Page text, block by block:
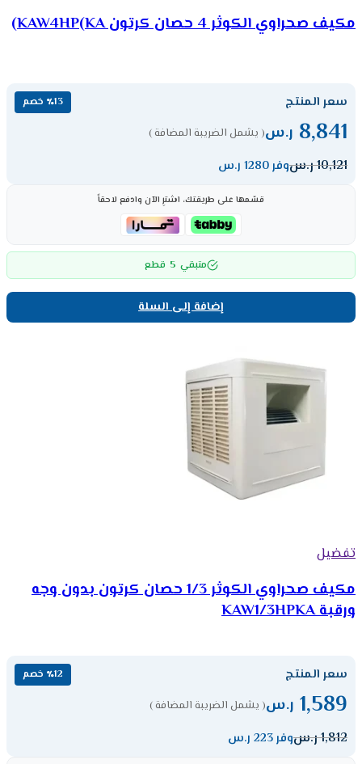
مكيف صحراوي الكوثر 4 حصان كرتون KAW4HP(KA)
سعر المنتج ٪13 خصم
8,841 ر.س( يشمل الضريبة المضافة )
10,121ر.سوفر 1280 ر.س
قسّمها على طريقتك، اشترِ الآن وادفع لاحقاً
متبقي 5 قطع
إضافة إلى السلة
تفضيل
مكيف صحراوي الكوثر 1/3 حصان كرتون بدون وجه
ورقبة KAW1/3HPKA
سعر المنتج ٪12 خصم
1,589 ر.س( يشمل الضريبة المضافة )
1,812ر.سوفر 223 ر.س